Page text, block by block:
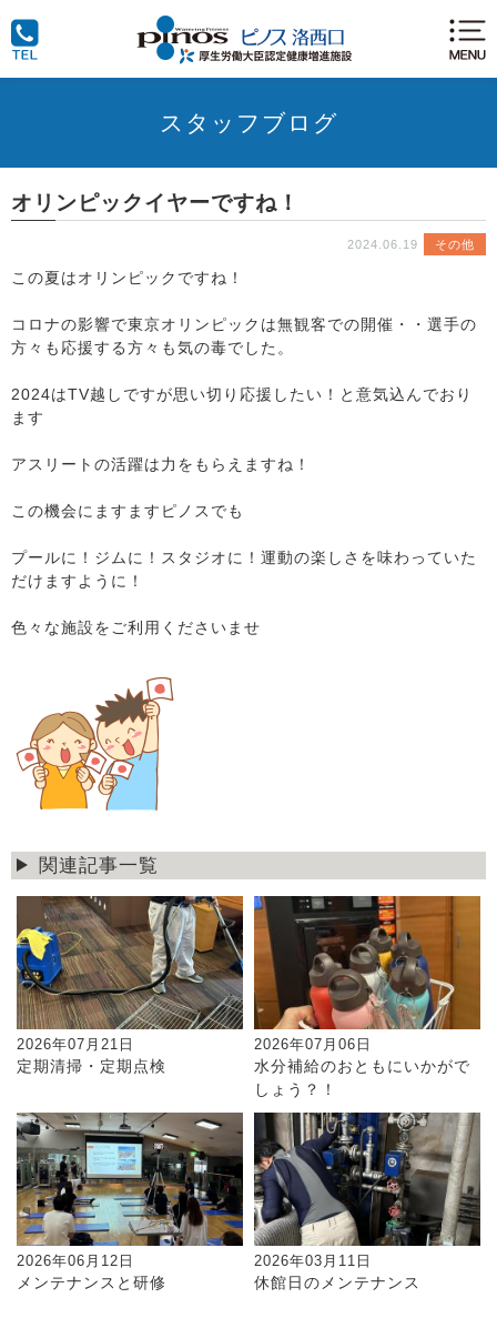
スタッフブログ
オリンピックイヤーですね！
2024.06.19 その他
この夏はオリンピックですね！
コロナの影響で東京オリンピックは無観客での開催・・選手の
方々も応援する方々も気の毒でした。
2024はTV越しですが思い切り応援したい！と意気込んでおり
ます
アスリートの活躍は力をもらえますね！
この機会にますますピノスでも
プールに！ジムに！スタジオに！運動の楽しさを味わっていた
だけますように！
色々な施設をご利用くださいませ
関連記事一覧
2026年07月21日
定期清掃・定期点検
2026年07月06日
水分補給のおともにいかがで
しょう？！
2026年06月12日
メンテナンスと研修
2026年03月11日
休館日のメンテナンス